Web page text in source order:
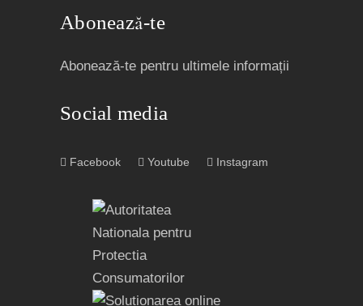
Abonează-te
Abonează-te pentru ultimele informații
Social media
Facebook Youtube Instagram